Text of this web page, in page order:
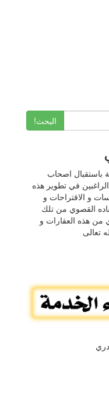
البحث!
باستقبال اصحاب
الراغبين في تطوير هذه
و الاقتراحات و
القصوي من تلك
من هذه العقارات و
تعالى